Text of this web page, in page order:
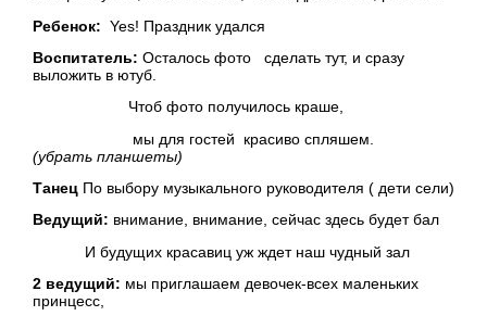
Ребенок: Yes! Праздник удался
Воспитатель: Осталось фото сделать тут, и сразу
выложить в ютуб.
Чтоб фото получилось краше,
мы для гостей красиво спляшем.
(убрать планшеты)
Танец По выбору музыкального руководителя ( дети сели)
Ведущий: внимание, внимание, сейчас здесь будет бал
И будущих красавиц уж ждет наш чудный зал
2 ведущий: мы приглашаем девочек-всех маленьких
принцесс,